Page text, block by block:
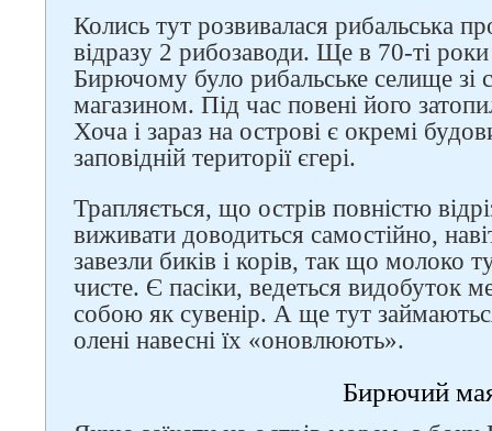
Колись тут розвивалася рибальська
відразу 2 рибозаводи. Ще в 70-ті
Бирючому було рибальське селище зі
магазином. Під час повені його
Хоча і зараз на острові є окремі
заповідній території єгері.
Трапляється, що острів повністю
виживати доводиться самостійно,
завезли биків і корів, так що молоко
чисте. Є пасіки, ведеться видобуток
собою як сувенір. А ще тут
олені навесні їх «оновлюють».
Бирючий
Слідкуйте за нами в
соцмережах